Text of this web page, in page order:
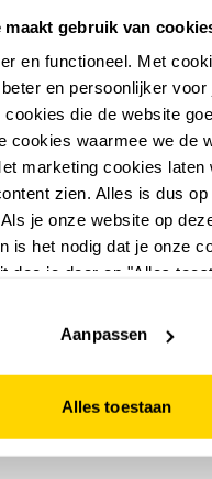
maakt gebruik van
en functioneel. Met
en persoonlijker voor
cookies die de website
cookies waarmee we de
marketing cookies laten
zien. Alles is dus
je onze website op
is het nodig dat je onze
doe je door op "Alles
functioneert.
Aanpassen
Alles toestaan